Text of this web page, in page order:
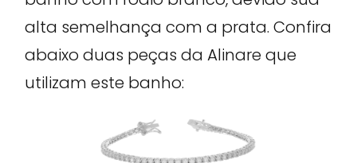
alta semelhança com a prata. Confira
abaixo duas peças da Alinare que
utilizam este banho: